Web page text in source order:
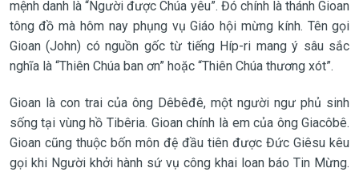
mệnh danh là “Người được Chúa yêu”. Đó chính là thánh Gioan
tông đồ mà hôm nay phụng vụ Giáo hội mừng kính. Tên gọi
Gioan (John) có nguồn gốc từ tiếng Híp-ri mang ý sâu sắc
nghĩa là “Thiên Chúa ban ơn” hoặc “Thiên Chúa thương xót”.
Gioan là con trai của ông Dêbêđê, một người ngư phủ sinh
sống tại vùng hồ Tibêria. Gioan chính là em của ông Giacôbê.
Gioan cũng thuộc bốn môn đệ đầu tiên được Đức Giêsu kêu
gọi khi Người khởi hành sứ vụ công khai loan báo Tin Mừng.